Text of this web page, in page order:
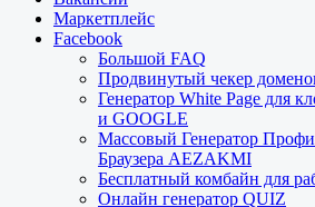
Маркетплейс
Facebook
Большой FAQ
Продвинутый чекер
Генератор White Page для
и GOOGLE
Массовый Генератор
Браузера AEZAKMI
Бесплатный комбайн для
Онлайн генератор QUIZ